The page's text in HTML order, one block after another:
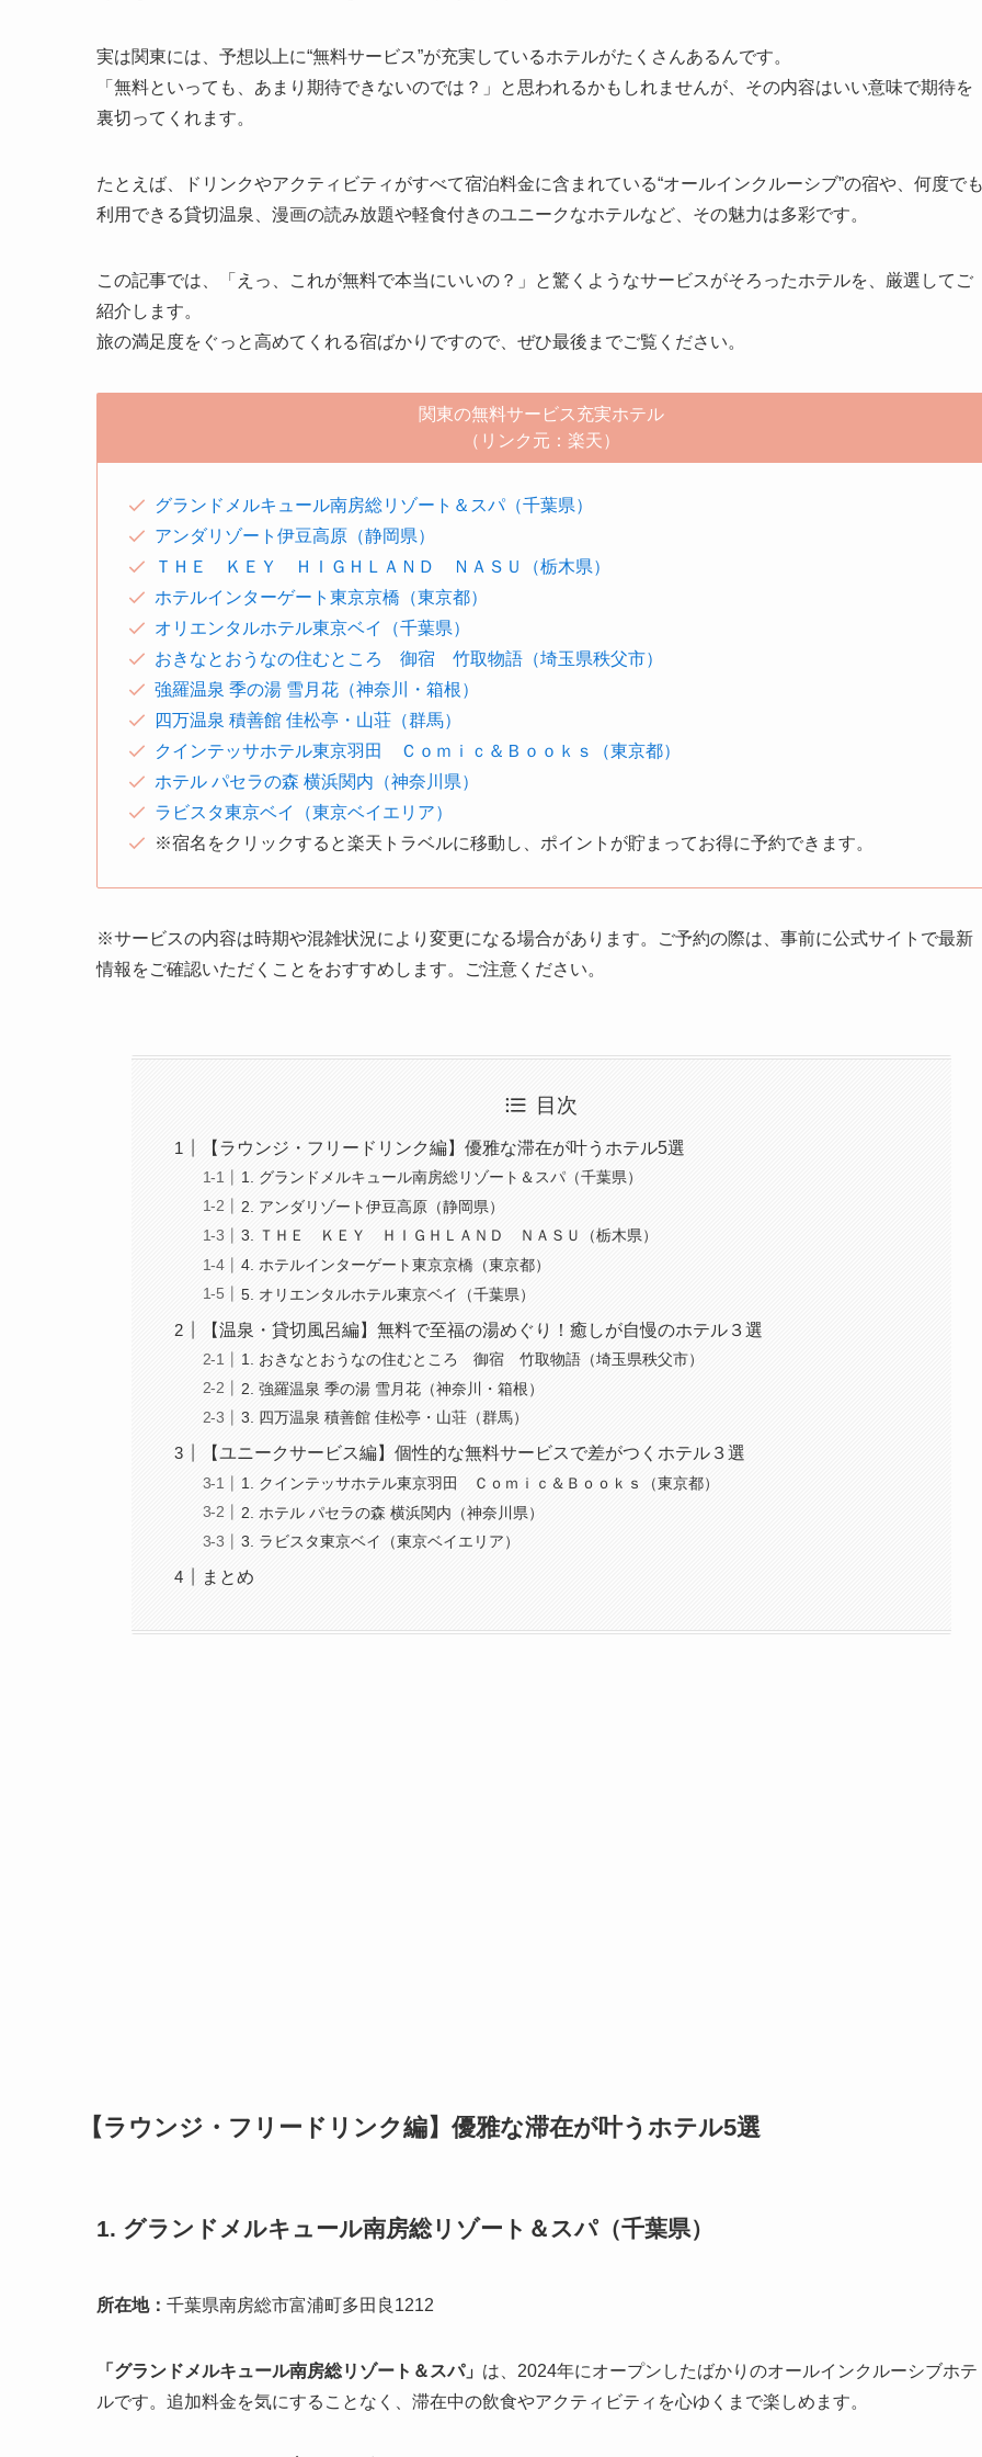
実は関東には、予想以上に“無料サービス”が充実しているホテルがたくさんあるんです。
「無料といっても、あまり期待できないのでは？」と思われるかもしれませんが、その内容はいい意味で期待を
裏切ってくれます。
たとえば、ドリンクやアクティビティがすべて宿泊料金に含まれている“オールインクルーシブ”の宿や、何度で
利用できる貸切温泉、漫画の読み放題や軽食付きのユニークなホテルなど、その魅力は多彩です。
この記事では、「えっ、これが無料で本当にいいの？」と驚くようなサービスがそろったホテルを、厳選してご
紹介します。
旅の満足度をぐっと高めてくれる宿ばかりですので、ぜひ最後までご覧ください。
関東の無料サービス充実ホテル
（リンク元：楽天）
グランドメルキュール南房総リゾート＆スパ（千葉県）
アンダリゾート伊豆高原（静岡県）
ＴＨＥ ＫＥＹ ＨＩＧＨＬＡＮＤ ＮＡＳＵ（栃木県）
ホテルインターゲート東京京橋（東京都）
オリエンタルホテル東京ベイ（千葉県）
おきなとおうなの住むところ 御宿 竹取物語（埼玉県秩父市）
強羅温泉 季の湯 雪月花（神奈川・箱根）
四万温泉 積善館 佳松亭・山荘（群馬）
クインテッサホテル東京羽田 Ｃｏｍｉｃ＆Ｂｏｏｋｓ（東京都）
ホテル パセラの森 横浜関内（神奈川県）
ラビスタ東京ベイ（東京ベイエリア）
※宿名をクリックすると楽天トラベルに移動し、ポイントが貯まってお得に予約できます。
※サービスの内容は時期や混雑状況により変更になる場合があります。ご予約の際は、事前に公式サイトで最新
情報をご確認いただくことをおすすめします。ご注意ください。
目次
【ラウンジ・フリードリンク編】優雅な滞在が叶うホテル5選
1. グランドメルキュール南房総リゾート＆スパ（千葉県）
2. アンダリゾート伊豆高原（静岡県）
3. ＴＨＥ ＫＥＹ ＨＩＧＨＬＡＮＤ ＮＡＳＵ（栃木県）
4. ホテルインターゲート東京京橋（東京都）
5. オリエンタルホテル東京ベイ（千葉県）
【温泉・貸切風呂編】無料で至福の湯めぐり！癒しが自慢のホテル３選
1. おきなとおうなの住むところ 御宿 竹取物語（埼玉県秩父市）
2. 強羅温泉 季の湯 雪月花（神奈川・箱根）
3. 四万温泉 積善館 佳松亭・山荘（群馬）
【ユニークサービス編】個性的な無料サービスで差がつくホテル３選
1. クインテッサホテル東京羽田 Ｃｏｍｉｃ＆Ｂｏｏｋｓ（東京都）
2. ホテル パセラの森 横浜関内（神奈川県）
3. ラビスタ東京ベイ（東京ベイエリア）
まとめ
【ラウンジ・フリードリンク編】優雅な滞在が叶うホテル5選
1. グランドメルキュール南房総リゾート＆スパ（千葉県）
所在地： 千葉県南房総市富浦町多田良1212
「グランドメルキュール南房総リゾート＆スパ」 は、2024年にオープンしたばかりのオールインクルーシブホテ
ルです。追加料金を気にすることなく、滞在中の飲食やアクティビティを心ゆくまで楽しめます。